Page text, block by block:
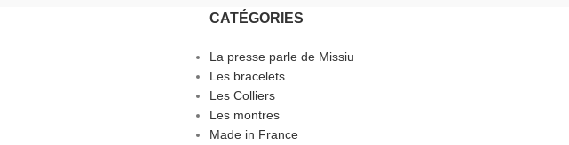
CATÉGORIES
La presse parle de Missiu
Les bracelets
Les Colliers
Les montres
Made in France